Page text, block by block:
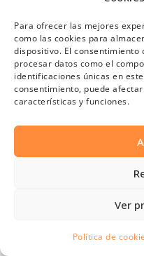
Para ofrecer las mejores
como las cookies para
dispositivo. El consentimiento
procesar datos como el
identificaciones únicas en
consentimiento, puede
características y funciones.
Ver
Política de
Pregunta: ¿Qué
centro WELL?
hay permanencia o
Pregunta: ¿Qué